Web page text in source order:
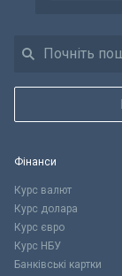
Фінанси
Курс валют
Курс долара
Курс євро
Курс НБУ
Банківські картки